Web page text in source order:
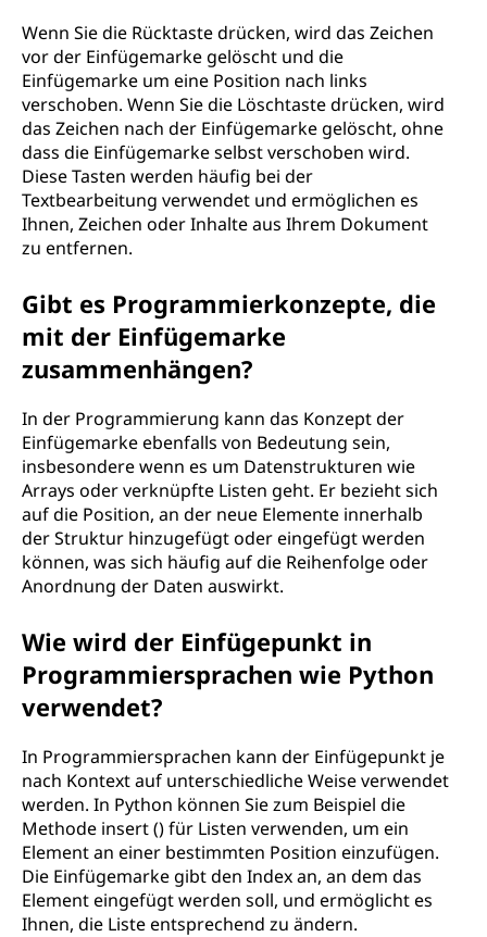
Wenn Sie die Rücktaste drücken, wird das Zeichen
vor der Einfügemarke gelöscht und die
Einfügemarke um eine Position nach links
verschoben. Wenn Sie die Löschtaste drücken, wird
das Zeichen nach der Einfügemarke gelöscht, ohne
dass die Einfügemarke selbst verschoben wird.
Diese Tasten werden häufig bei der
Textbearbeitung verwendet und ermöglichen es
Ihnen, Zeichen oder Inhalte aus Ihrem Dokument
zu entfernen.
Gibt es Programmierkonzepte, die
mit der Einfügemarke
zusammenhängen?
In der Programmierung kann das Konzept der
Einfügemarke ebenfalls von Bedeutung sein,
insbesondere wenn es um Datenstrukturen wie
Arrays oder verknüpfte Listen geht. Er bezieht sich
auf die Position, an der neue Elemente innerhalb
der Struktur hinzugefügt oder eingefügt werden
können, was sich häufig auf die Reihenfolge oder
Anordnung der Daten auswirkt.
Wie wird der Einfügepunkt in
Programmiersprachen wie Python
verwendet?
In Programmiersprachen kann der Einfügepunkt je
nach Kontext auf unterschiedliche Weise verwendet
werden. In Python können Sie zum Beispiel die
Methode insert () für Listen verwenden, um ein
Element an einer bestimmten Position einzufügen.
Die Einfügemarke gibt den Index an, an dem das
Element eingefügt werden soll, und ermöglicht es
Ihnen, die Liste entsprechend zu ändern.